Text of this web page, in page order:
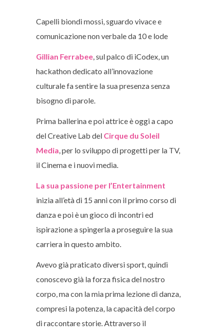
Capelli biondi mossi, sguardo vivace e
comunicazione non verbale da 10 e lode
Gillian Ferrabee, sul palco di iCodex, un
hackathon dedicato all’innovazione
culturale fa sentire la sua presenza senza
bisogno di parole.
Prima ballerina e poi attrice è oggi a capo
del Creative Lab del Cirque du Soleil
Media, per lo sviluppo di progetti per la TV,
il Cinema e i nuovi media.
La sua passione per l’Entertainment
inizia all’età di 15 anni con il primo corso di
danza e poi è un gioco di incontri ed
ispirazione a spingerla a proseguire la sua
carriera in questo ambito.
Avevo già praticato diversi sport, quindi
conoscevo già la forza fisica del nostro
corpo, ma con la mia prima lezione di danza,
compresi la potenza, la capacità del corpo
di raccontare storie. Attraverso il